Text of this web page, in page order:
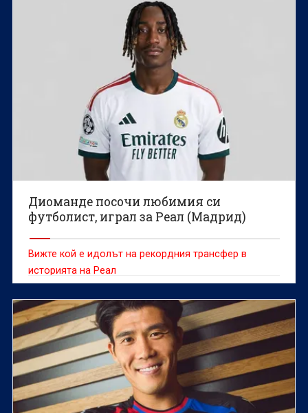
Диоманде посочи любимия си
футболист, играл за Реал (Мадрид)
Вижте кой е идолът на рекордния трансфер в
историята на Реал